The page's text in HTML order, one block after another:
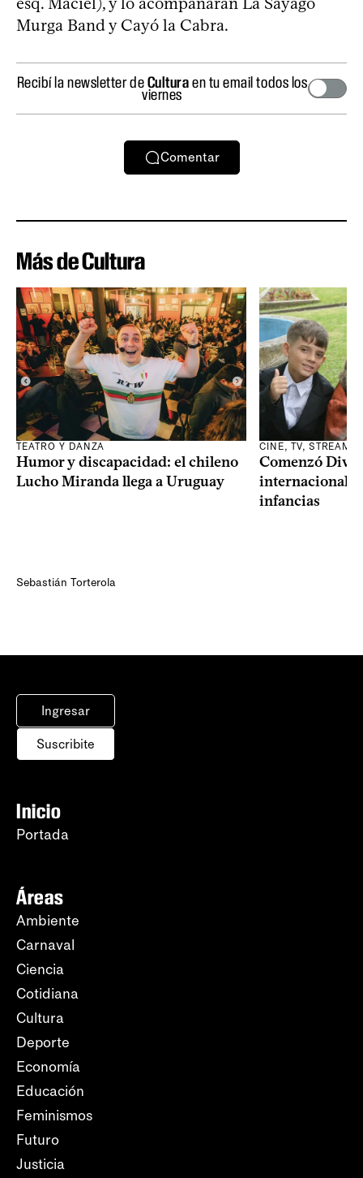
Murga Band y Cayó la Cabra.
Recibí la newsletter deCulturaen tu email todos los
viernes
Comentar
Más de Cultura
TEATRO Y DANZA
Humor y discapacidad: el chileno
Lucho Miranda llega a Uruguay
Sebastián Torterola
CINE, TV,
Comenzó
internacional
infancias
Ingresar
Suscribite
Inicio
Portada
Áreas
Ambiente
Carnaval
Ciencia
Cotidiana
Cultura
Deporte
Economía
Educación
Feminismos
Futuro
Justicia